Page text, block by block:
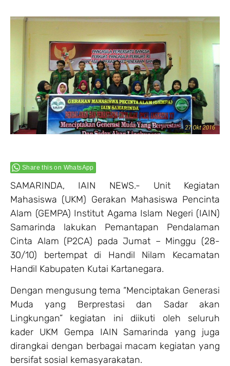
Share this on WhatsApp
SAMARINDA, IAIN NEWS.- Unit Kegiatan
Mahasiswa (UKM) Gerakan Mahasiswa Pencinta
Alam (GEMPA) Institut Agama Islam Negeri (IAIN)
Samarinda lakukan Pemantapan Pendalaman
Cinta Alam (P2CA) pada Jumat – Minggu (28-
30/10) bertempat di Handil Nilam Kecamatan
Handil Kabupaten Kutai Kartanegara.
Dengan mengusung tema “Menciptakan Generasi
Muda yang Berprestasi dan Sadar akan
Lingkungan” kegiatan ini diikuti oleh seluruh
kader UKM Gempa IAIN Samarinda yang juga
dirangkai dengan berbagai macam kegiatan yang
bersifat sosial kemasyarakatan.